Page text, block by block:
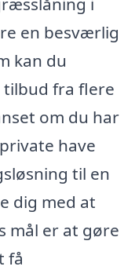
en besværlig
kan du
fra flere
om du har
have
til en
dig med at
mål er at gøre
få